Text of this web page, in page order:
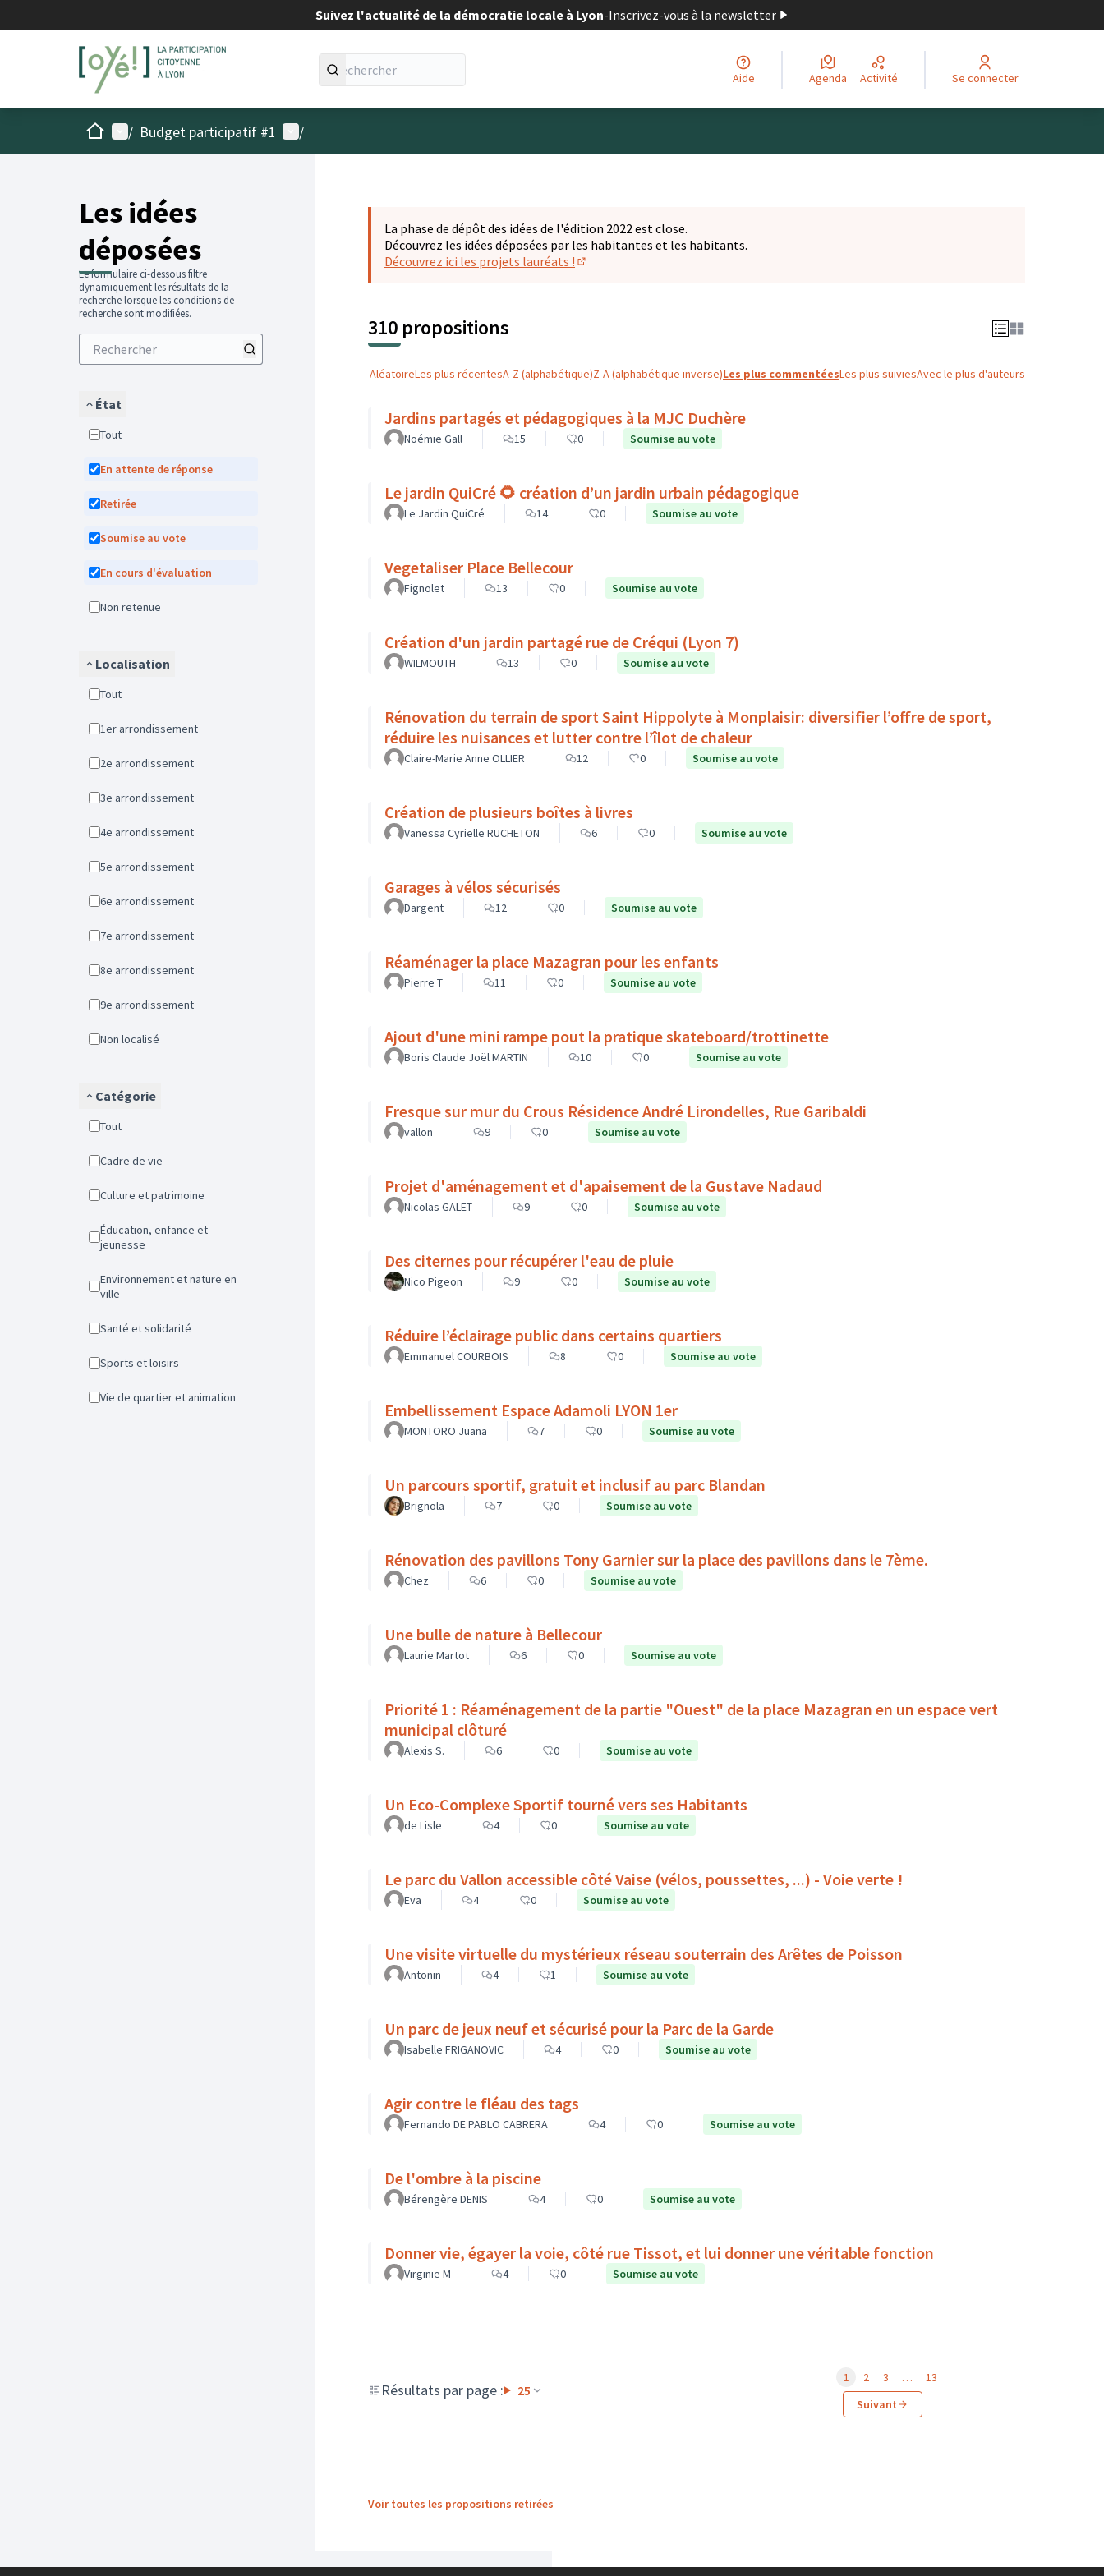
Suivez l'actualité de la démocratie locale à Lyon-Inscrivez-vous à la newsletter
Aide Agenda Activité Se connecter
AccueilMenu principal
/ Budget participatif #1 Menu utilisateur
/
Les idées
déposées
Le formulaire ci-dessous filtre
dynamiquement les résultats de la
recherche lorsque les conditions de
recherche sont modifiées.
État
Tout
En attente de réponse
Retirée
Soumise au vote
En cours d'évaluation
Non retenue
Localisation
Tout
1er arrondissement
2e arrondissement
3e arrondissement
4e arrondissement
5e arrondissement
6e arrondissement
7e arrondissement
8e arrondissement
9e arrondissement
Non localisé
Catégorie
Tout
Cadre de vie
Culture et patrimoine
Éducation, enfance et
jeunesse
Environnement et nature en
ville
Santé et solidarité
Sports et loisirs
Vie de quartier et animation
La phase de dépôt des idées de l'édition 2022 est close.
Découvrez les idées déposées par les habitantes et les habitants.
Découvrez ici les projets lauréats !
310 propositions
AléatoireLes plus récentesA-Z (alphabétique)Z-A (alphabétique inverse)Les plus commentéesLes plus suiviesAvec le plus d'auteurs
Jardins partagés et pédagogiques à la MJC Duchère
Noémie Gall 15 0 Soumise au vote
Le jardin QuiCré 🌻 création d’un jardin urbain pédagogique
Le Jardin QuiCré 14 0 Soumise au vote
Vegetaliser Place Bellecour
Fignolet 13 0 Soumise au vote
Création d'un jardin partagé rue de Créqui (Lyon 7)
WILMOUTH 13 0 Soumise au vote
Rénovation du terrain de sport Saint Hippolyte à Monplaisir: diversifier l’offre de sport,
réduire les nuisances et lutter contre l’îlot de chaleur
Claire-Marie Anne OLLIER 12 0 Soumise au vote
Création de plusieurs boîtes à livres
Vanessa Cyrielle RUCHETON 6 0 Soumise au vote
Garages à vélos sécurisés
Dargent 12 0 Soumise au vote
Réaménager la place Mazagran pour les enfants
Pierre T 11 0 Soumise au vote
Ajout d'une mini rampe pout la pratique skateboard/trottinette
Boris Claude Joël MARTIN 10 0 Soumise au vote
Fresque sur mur du Crous Résidence André Lirondelles, Rue Garibaldi
vallon 9 0 Soumise au vote
Projet d'aménagement et d'apaisement de la Gustave Nadaud
Nicolas GALET 9 0 Soumise au vote
Des citernes pour récupérer l'eau de pluie
Nico Pigeon 9 0 Soumise au vote
Réduire l’éclairage public dans certains quartiers
Emmanuel COURBOIS 8 0 Soumise au vote
Embellissement Espace Adamoli LYON 1er
MONTORO Juana 7 0 Soumise au vote
Un parcours sportif, gratuit et inclusif au parc Blandan
Brignola 7 0 Soumise au vote
Rénovation des pavillons Tony Garnier sur la place des pavillons dans le 7ème.
Chez 6 0 Soumise au vote
Une bulle de nature à Bellecour
Laurie Martot 6 0 Soumise au vote
Priorité 1 : Réaménagement de la partie "Ouest" de la place Mazagran en un espace vert
municipal clôturé
Alexis S. 6 0 Soumise au vote
Un Eco-Complexe Sportif tourné vers ses Habitants
de Lisle 4 0 Soumise au vote
Le parc du Vallon accessible côté Vaise (vélos, poussettes, ...) - Voie verte !
Eva 4 0 Soumise au vote
Une visite virtuelle du mystérieux réseau souterrain des Arêtes de Poisson
Antonin 4 1 Soumise au vote
Un parc de jeux neuf et sécurisé pour la Parc de la Garde
Isabelle FRIGANOVIC 4 0 Soumise au vote
Agir contre le fléau des tags
Fernando DE PABLO CABRERA 4 0 Soumise au vote
De l'ombre à la piscine
Bérengère DENIS 4 0 Soumise au vote
Donner vie, égayer la voie, côté rue Tissot, et lui donner une véritable fonction
Virginie M 4 0 Soumise au vote
Résultats par page : 25
1 2 3 …
13
Suivant
Voir toutes les propositions retirées